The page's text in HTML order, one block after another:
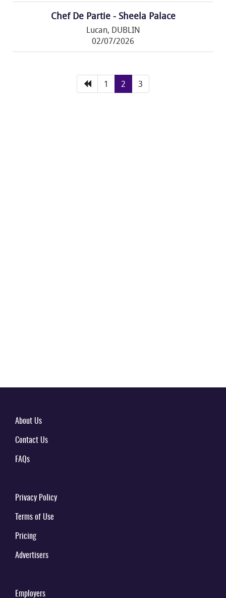
Chef De Partie - Sheela Palace
Lucan, DUBLIN
02/07/2026
1 2 3
About Us
Contact Us
FAQs
Privacy Policy
Terms of Use
Pricing
Advertisers
Employers